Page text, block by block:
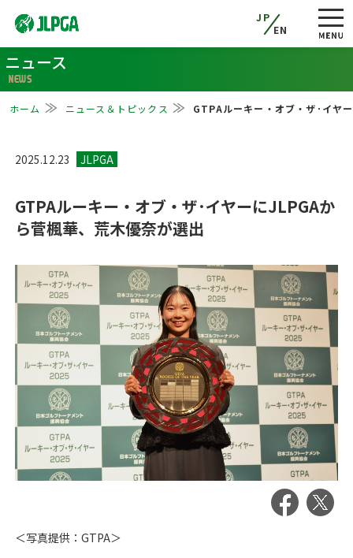
JP
EN
ニュース
NEWS
ホーム ニュース＆トピックス GTPAルーキー・オブ・ザ･イヤ
2025.12.23
GTPAルーキー・オブ・ザ･イヤーにJLPGAか
ら菅楓華、荒木優奈が選出
＜写真提供：GTPA＞